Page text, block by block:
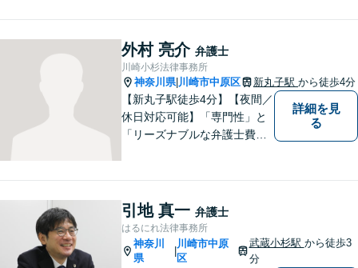
り添い、明るい未来へと導き
ます。皆様の人生の岐路に真
摯に向き合います。まずはお
気軽にご相談ください！
外村 亮介 弁護士
川崎小杉法律事務所
神奈川県| 川崎市中原区 新丸子駅 から徒歩4分
【新丸子駅徒歩4分】【夜間／
休日対応可能】「専門性」と
「リーズナブルな弁護士費
事務所を目指しています。
【初回面談無料】法律トラブ
ルでお悩みの方は、お気軽に
ご相談ください。
詳細を見
る
引地 真一 弁護士
はるにれ法律事務所
神奈川
県
川崎市中原
区
武蔵小杉駅 から徒歩3
分